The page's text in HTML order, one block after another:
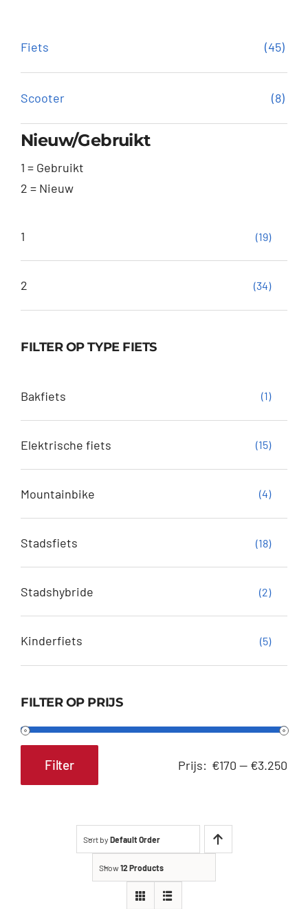
Fiets (45)
Scooter (8)
Nieuw/Gebruikt
1 = Gebruikt
2 = Nieuw
1 (19)
2 (34)
FILTER OP TYPE FIETS
Bakfiets (1)
Elektrische fiets (15)
Mountainbike (4)
Stadsfiets (18)
Stadshybride (2)
Kinderfiets (5)
FILTER OP PRIJS
Filter Prijs: €170 — €3.250
Sort by Default Order
Show12 Products